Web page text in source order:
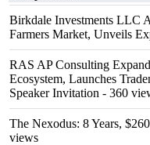
Birkdale Investments LLC
Farmers Market, Unveils
RAS AP Consulting
Ecosystem, Launches
Speaker Invitation - 360
The Nexodus: 8 Years,
views